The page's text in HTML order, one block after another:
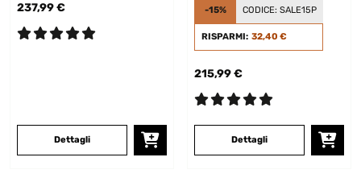
237,99 €
Dettagli
-15% CODICE: SALE15P
RISPARMI: 32,40 €
215,99 €
Dettagli